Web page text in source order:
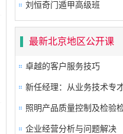
刘恒奇门遁甲高级班
最新北京地区公开课
卓越的客户服务技巧
照明产品质量控制及检验
企业经营分析与问题解决